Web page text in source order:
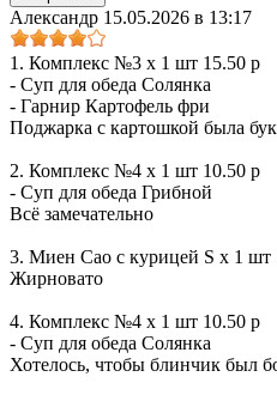
Александр 15.05.2026 в 13:17
1. Комплекс №3 x 1 шт 15.50 р
- Суп для обеда Солянка
- Гарнир Картофель фри
Поджарка с картошкой была
2. Комплекс №4 x 1 шт 10.50 р
- Суп для обеда Грибной
Всё замечательно
3. Миен Сао с курицей S x 1 шт
Жирновато
4. Комплекс №4 x 1 шт 10.50 р
- Суп для обеда Солянка
Хотелось, чтобы блинчик был